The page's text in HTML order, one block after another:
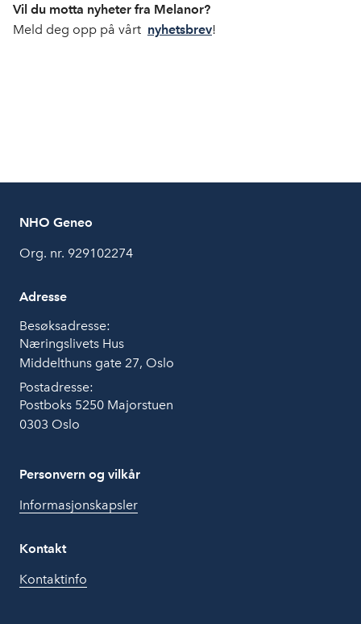
Vil du motta nyheter fra Melanor?
Meld deg opp på vårt nyhetsbrev!
NHO Geneo
Org. nr. 929102274
Adresse
Besøksadresse:
Næringslivets Hus
Middelthuns gate 27, Oslo
Postadresse:
Postboks 5250 Majorstuen
0303 Oslo
Personvern og vilkår
Informasjonskapsler
Kontakt
Kontaktinfo